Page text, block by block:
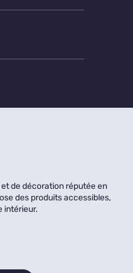
de décoration réputée en
des produits accessibles,
intérieur.